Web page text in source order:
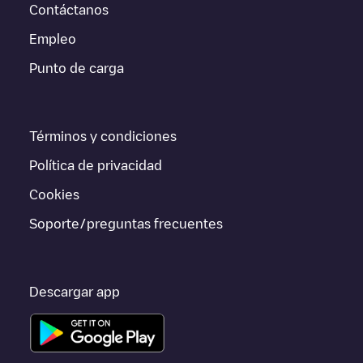
instrucciones necesarias para que puedas realizar fácilmente la
Houston1500 Post Oak Boulevard
Si este cargador deHoustonno vale para tu coche, existen
a otras ciudades comoSpring
cerca y se encuentran dentro de
Contáctanos
Empleo
Punto de carga
Términos y condiciones
Política de privacidad
Cookies
Soporte/preguntas frecuentes
Descargar app